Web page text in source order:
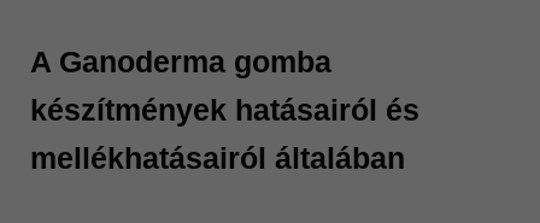
A Ganoderma gomba
készítmények hatásairól és
mellékhatásairól általában